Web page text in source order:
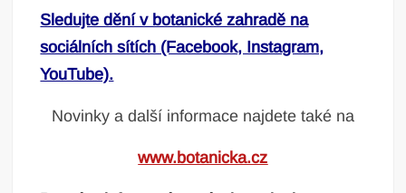
Sledujte dění v botanické zahradě na
sociálních sítích (Facebook, Instagram,
YouTube).
Novinky a další informace najdete také na
www.botanicka.cz